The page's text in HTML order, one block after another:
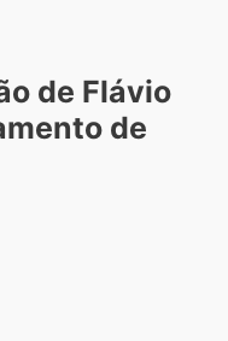
de Flávio
de